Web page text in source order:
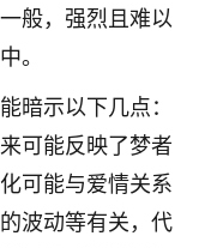
般，强烈且难以
。
暗示以下几点：
可能反映了梦者
可能与爱情关系
波动等有关，代
，刚开始我经常
绍，找到慧来老
再也没有梦到过
个心安，给亡母
不行。
11